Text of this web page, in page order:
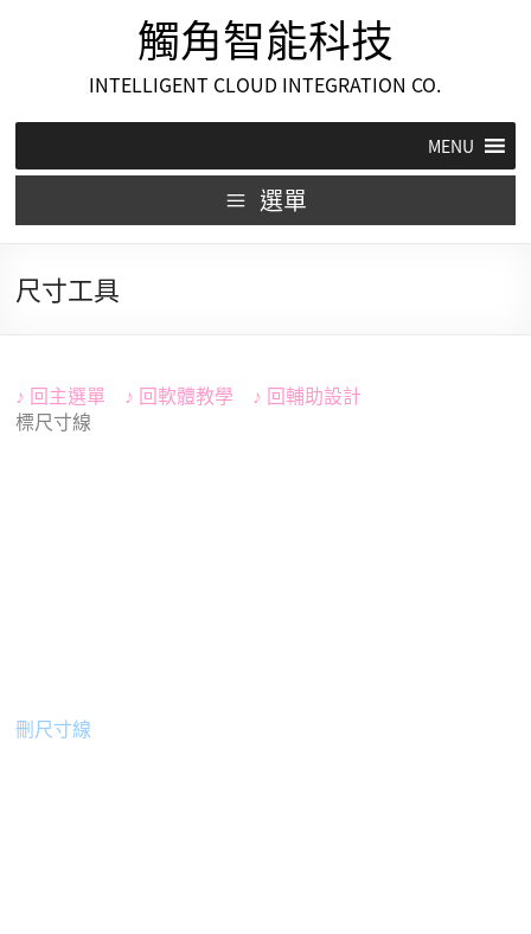
觸角智能科技
INTELLIGENT CLOUD INTEGRATION CO.
MENU
選單
尺寸工具
♪ 回主選單 ♪ 回軟體教學 ♪ 回輔助設計
標尺寸線
刪尺寸線